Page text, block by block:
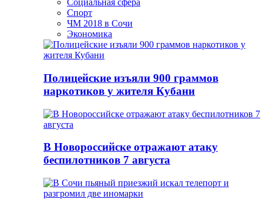
Социальная сфера
Спорт
ЧМ 2018 в Сочи
Экономика
Полицейские изъяли 900 граммов
наркотиков у жителя Кубани
В Новороссийске отражают атаку
беспилотников 7 августа